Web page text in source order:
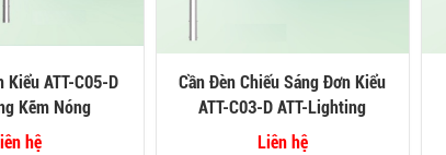
Kiểu ATT-C05-D
Kẽm Nóng
hệ
Cần Đèn Chiếu Sáng Đơn Kiểu
ATT-C03-D ATT-Lighting
Liên hệ